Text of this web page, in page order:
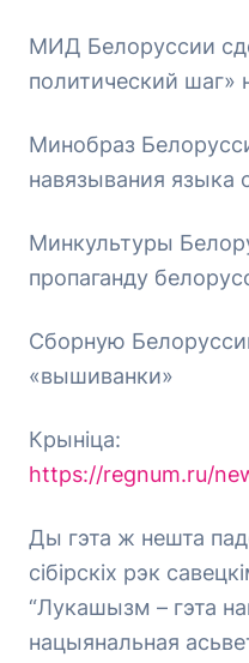
МИД Белоруссии
политический шаг»
Минобраз
навязывания языка
Минкультуры
пропаганду
Сборную
«вышиванки»
Крыніца:
https://regnum.ru/
Ды гэта ж нешта
сібірскіх рэк
“Лукашызм – гэта
нацыянальная